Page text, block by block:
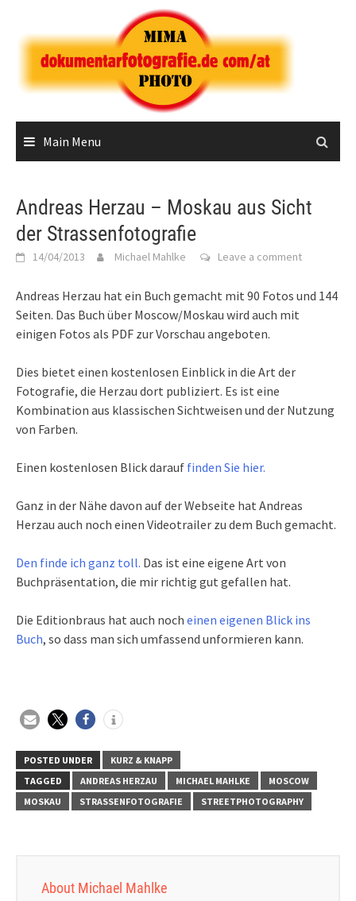
content
Main Menu
Andreas Herzau – Moskau aus Sicht
der Strassenfotografie
14/04/2013 Michael Mahlke Leave a comment
Andreas Herzau hat ein Buch gemacht mit 90 Fotos und 144
Seiten. Das Buch über Moscow/Moskau wird auch mit
einigen Fotos als PDF zur Vorschau angeboten.
Dies bietet einen kostenlosen Einblick in die Art der
Fotografie, die Herzau dort publiziert. Es ist eine
Kombination aus klassischen Sichtweisen und der Nutzung
von Farben.
Einen kostenlosen Blick darauf finden Sie hier.
Ganz in der Nähe davon auf der Webseite hat Andreas
Herzau auch noch einen Videotrailer zu dem Buch gemacht.
Den finde ich ganz toll. Das ist eine eigene Art von
Buchpräsentation, die mir richtig gut gefallen hat.
Die Editionbraus hat auch noch einen eigenen Blick ins
Buch, so dass man sich umfassend unformieren kann.
POSTED UNDER
KURZ & KNAPP
TAGGED
ANDREAS HERZAU MICHAEL MAHLKE
MOSCOW
MOSKAU
STRASSENFOTOGRAFIE STREETPHOTOGRAPHY
About Michael Mahlke